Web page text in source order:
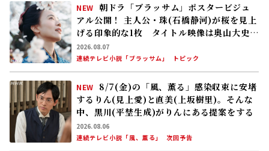
NEW 朝ドラ「ブラッサム」ポスタービジュ
アル公開！ 主人公・珠(石橋静河)が桜を見上
げる印象的な1枚 タイトル映像は奥山大史監
督、語りは三條雅幸アナ 2026年度後期放
送
2026.08.07
連続テレビ小説「ブラッサム」
トピック
NEW
8/7(金)の「風、薫る」感染収束に安堵
するりん(見上愛)と直美(上坂樹里)。そんな
中、黒川(平埜生成)がりんにある提案をする
2026.08.06
連続テレビ小説「風、薫る」
次回予告